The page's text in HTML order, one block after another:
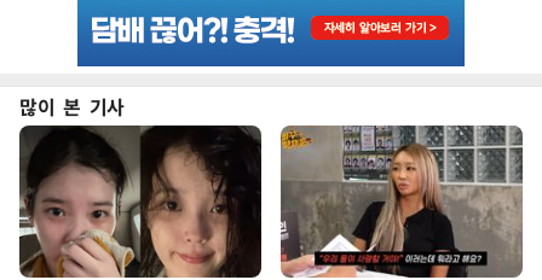
많이 본 기사